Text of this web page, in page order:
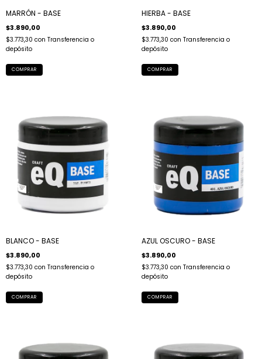
MARRÓN - BASE
$3.890,00
$3.773,30 con Transferencia o
depósito
HIERBA - BASE
$3.890,00
$3.773,30 con Transferencia o
depósito
BLANCO - BASE
$3.890,00
$3.773,30 con Transferencia o
depósito
AZUL OSCURO - BASE
$3.890,00
$3.773,30 con Transferencia o
depósito